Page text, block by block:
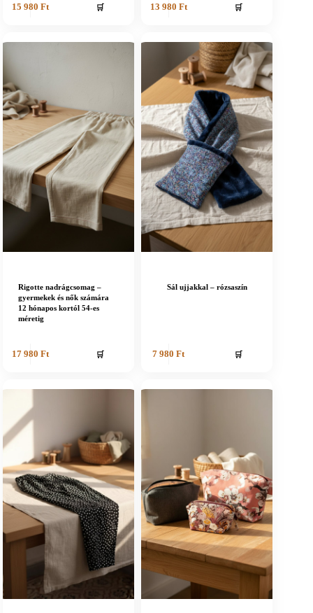
15 980 Ft 🛒 13 980 Ft 🛒
Rigotte nadrágcsomag –
gyermekek és nők számára
12 hónapos kortól 54-es
méretig
17 980 Ft 🛒
Sál ujjakkal – rózsaszín
7 980Ft 🛒